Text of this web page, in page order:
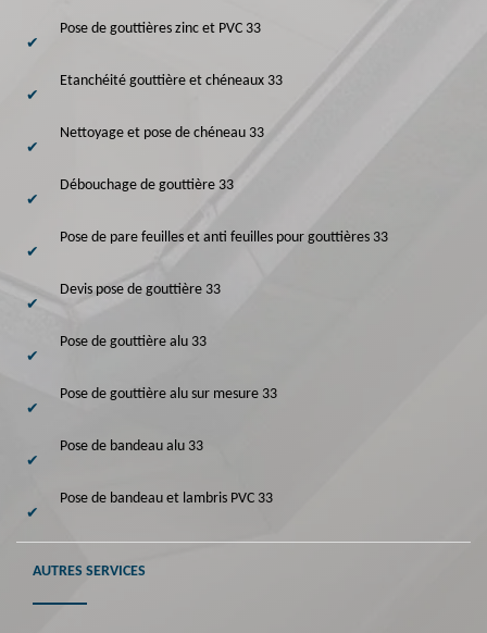
Pose de gouttières zinc et PVC 33
Etanchéité gouttière et chéneaux 33
Nettoyage et pose de chéneau 33
Débouchage de gouttière 33
Pose de pare feuilles et anti feuilles pour gouttières 33
Devis pose de gouttière 33
Pose de gouttière alu 33
Pose de gouttière alu sur mesure 33
Pose de bandeau alu 33
Pose de bandeau et lambris PVC 33
AUTRES SERVICES